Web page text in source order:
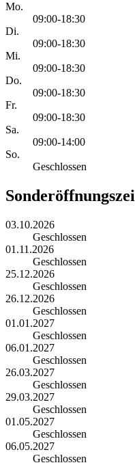
Mo.
09:00-18:30
Di.
09:00-18:30
Mi.
09:00-18:30
Do.
09:00-18:30
Fr.
09:00-18:30
Sa.
09:00-14:00
So.
Geschlossen
03.10.2026
Geschlossen
01.11.2026
Geschlossen
25.12.2026
Geschlossen
26.12.2026
Geschlossen
01.01.2027
Geschlossen
06.01.2027
Geschlossen
26.03.2027
Geschlossen
29.03.2027
Geschlossen
01.05.2027
Geschlossen
06.05.2027
Geschlossen